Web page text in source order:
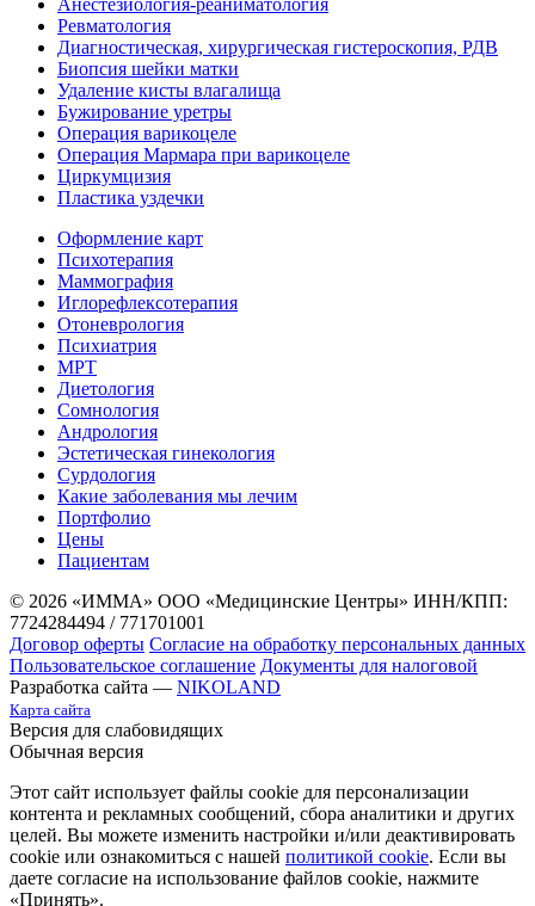
Анестезиология-реаниматология
Ревматология
Диагностическая, хирургическая гистероскопия, РДВ
Биопсия шейки матки
Удаление кисты влагалища
Бужирование уретры
Операция варикоцеле
Операция Мармара при варикоцеле
Циркумцизия
Пластика уздечки
Оформление карт
Психотерапия
Маммография
Иглорефлексотерапия
Отоневрология
Психиатрия
МРТ
Диетология
Сомнология
Андрология
Эстетическая гинекология
Сурдология
Какие заболевания мы лечим
Портфолио
Цены
Пациентам
© 2026 «ИММА» ООО «Медицинские Центры» ИНН/КПП:
7724284494 / 771701001
Договор оферты Согласие на обработку персональных данных
Пользовательское соглашение Документы для налоговой
Разработка сайта — NIKOLAND
Карта сайта
Версия для слабовидящих
Обычная версия
Этот сайт использует файлы cookie для персонализации
контента и рекламных сообщений, сбора аналитики и других
целей. Вы можете изменить настройки и/или деактивировать
cookie или ознакомиться с нашей политикой cookie. Если вы
даете согласие на использование файлов cookie, нажмите
«Принять».